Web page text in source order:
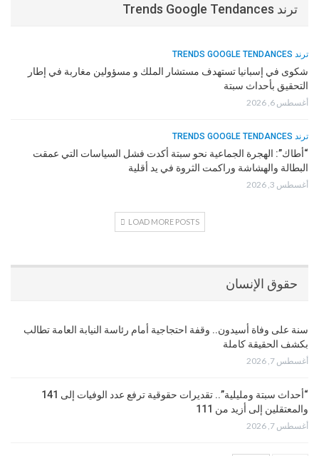
ترند Trends Google Tendances
ترند TRENDS GOOGLE TENDANCES
شكوى في إسبانيا تستهدف مستشار الملك و مسؤولين مغاربة في إطار
التحقيق بأحداث سبتة
أغسطس 6, 2026
ترند TRENDS GOOGLE TENDANCES
“أطاك”: الهجرة الجماعية نحو سبتة أكدت فشل السياسات التي عمقت
البطالة والهشاشة وراكمت الثروة في يد أقلية
أغسطس 3, 2026
LOAD MORE POSTS
حقوق الإنسان
سنة على وفاة أسيدون.. وقفة احتجاجية أمام رئاسة النيابة العامة تطالب
بكشف الحقيقة كاملة
أغسطس 7, 2026
“أحداث سبتة ومليلية”.. تقديرات حقوقية ترفع عدد الوفيات إلى 141
والمعتقلين إلى أزيد من 111
أغسطس 7, 2026